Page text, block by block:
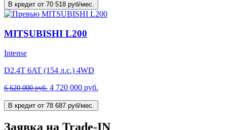
В кредит от 70 518 руб/мес.
MITSUBISHI L200
Intense
D2.4T 6AT (154 л.с.) 4WD
6 620 000 руб. 4 720 000 руб.
В кредит от 78 687 руб/мес.
Заявка на Trade-IN